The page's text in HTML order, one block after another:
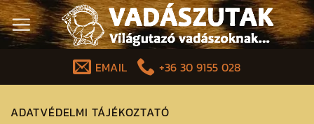
Skip
to
content
EMAIL
+36 30 9155 028
ADATVÉDELMI TÁJÉKOZTATÓ